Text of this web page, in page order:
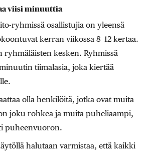
viisi minuuttia
ryhmissä osallistujia on yleensä
kerran viikossa 8–12 kertaa.
ryhmäläisten kesken. Ryhmissä
tiimalasia, joka kiertää
olla henkilöitä, jotka ovat muita
joku rohkea ja muita puheliaampi,
puheenvuoron.
halutaan varmistaa, että kaikki